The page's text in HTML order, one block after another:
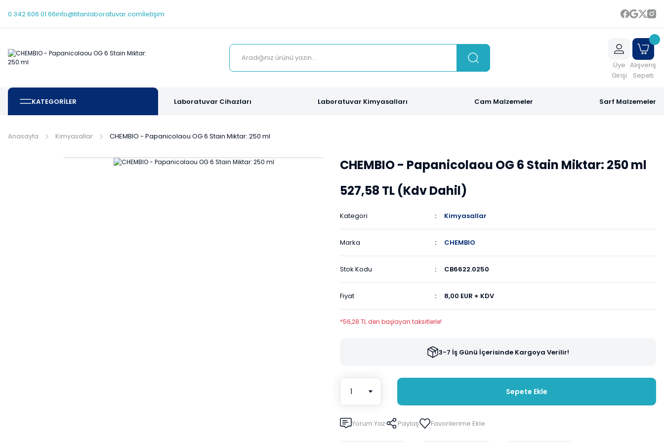
0 342 606 01 66info@titanlaboratuvar.comİletişim
Üye
Girişi
Alışveriş
Sepeti
KATEGORİLER Laboratuvar Cihazları Laboratuvar Kimyasalları Cam Malzemeler Sarf Malzemeler
Anasayfa Kimyasallar CHEMBIO - Papanicolaou OG 6 Stain Miktar: 250 ml
CHEMBIO - Papanicolaou OG 6 Stain Miktar: 250 ml
527,58 TL (Kdv Dahil)
Kategori Kimyasallar
Marka CHEMBIO
Stok Kodu CB6622.0250
Fiyat 8,00 EUR + KDV
*56,28 TL den başlayan taksitlerle!
3-7 İş Günü İçerisinde Kargoya Verilir!
Sepete Ekle
Yorum Yaz Paylaş